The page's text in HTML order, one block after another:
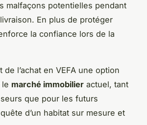
malfaçons potentielles pendant
En plus de protéger
la confiance lors de la
l’achat en VEFA une option
marché immobilier actuel, tant
que pour les futurs
d’un habitat sur mesure et